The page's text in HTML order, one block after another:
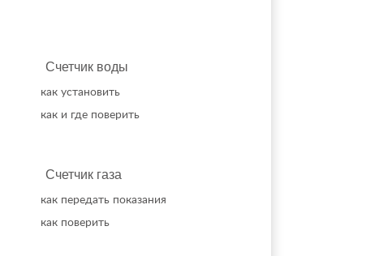
Счетчик воды
как установить
как и где поверить
Счетчик газа
как передать показания
как поверить